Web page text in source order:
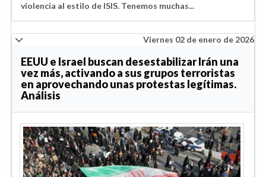
violencia al estilo de ISIS. Tenemos muchas...
Viernes 02 de enero de 2026
EEUU e Israel buscan desestabilizar Irán una
vez más, activando a sus grupos terroristas
en aprovechando unas protestas legítimas.
Análisis